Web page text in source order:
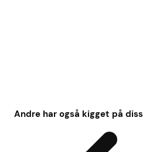
Andre har også kigget på